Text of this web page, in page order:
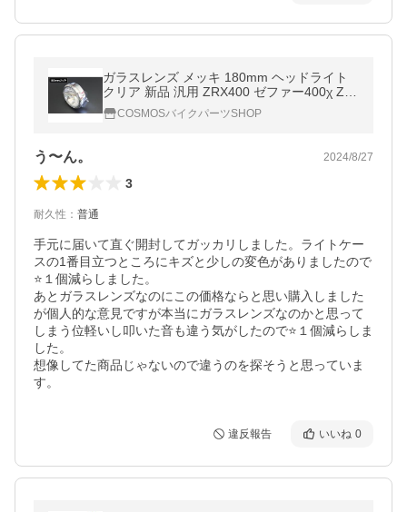
ガラスレンズ メッキ 180mm ヘッドライト
クリア 新品 汎用 ZRX400 ゼファー400χ Z75
0FX Z400FX
COSMOSバイクパーツSHOP
う〜ん。 2024/8/27
3
耐久性 ： 普通
手元に届いて直ぐ開封してガッカリしました。ライトケー
スの1番目立つところにキズと少しの変色がありましたので
⭐️１個減らしました。
あとガラスレンズなのにこの価格ならと思い購入しました
が個人的な意見ですが本当にガラスレンズなのかと思って
しまう位軽いし叩いた音も違う気がしたので⭐️１個減らしま
した。
想像してた商品じゃないので違うのを探そうと思っていま
す。
違反報告 いいね 0